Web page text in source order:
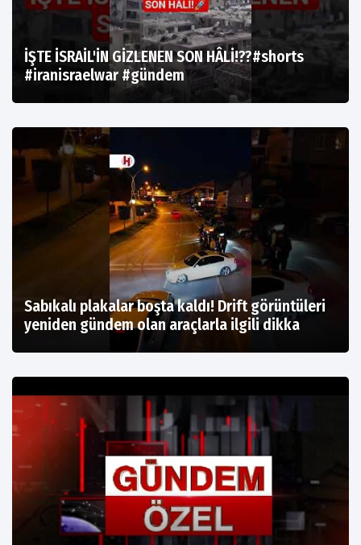
İŞTE İSRAİL'İN GİZLENEN SON HÂLİ!??#shorts
#iranisraelwar #gündem
Sabıkalı plakalar boşta kaldı! Drift görüntüleri
yeniden gündem olan araçlarla ilgili dikka